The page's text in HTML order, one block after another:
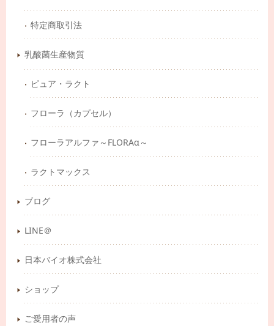
特定商取引法
乳酸菌生産物質
ピュア・ラクト
フローラ（カプセル）
フローラアルファ～FLORAα～
ラクトマックス
ブログ
LINE＠
日本バイオ株式会社
ショップ
ご愛用者の声